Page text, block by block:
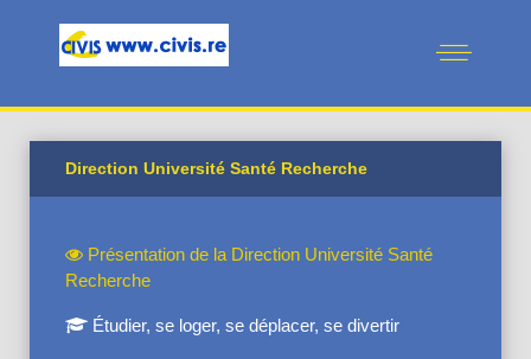
Direction Université Santé Recherche
Présentation de la Direction Université Santé
Recherche
Étudier, se loger, se déplacer, se divertir